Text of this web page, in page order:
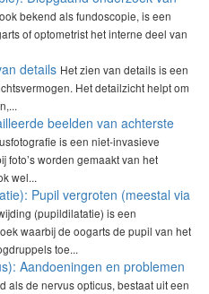
bekend als fundoscopie, is een
of optometrist het interne deel van
details Het zien van details is een
Het detailzicht helpt om
beelden van achterste
is een niet-invasieve
foto’s worden gemaakt van het
wel...
Pupil vergroten (meestal via
(pupildilatatie) is een
waarbij de oogarts de pupil van het
toe...
Aandoeningen en problemen
als de nervus opticus, bestaat uit een